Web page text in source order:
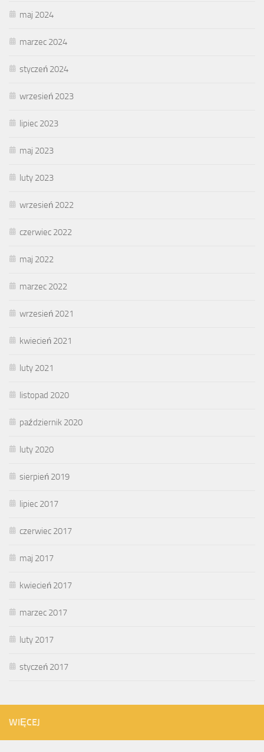
maj 2024
marzec 2024
styczeń 2024
wrzesień 2023
lipiec 2023
maj 2023
luty 2023
wrzesień 2022
czerwiec 2022
maj 2022
marzec 2022
wrzesień 2021
kwiecień 2021
luty 2021
listopad 2020
październik 2020
luty 2020
sierpień 2019
lipiec 2017
czerwiec 2017
maj 2017
kwiecień 2017
marzec 2017
luty 2017
styczeń 2017
WIĘCEJ